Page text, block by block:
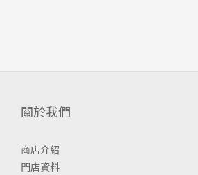
關於我們
商店介紹
門店資料